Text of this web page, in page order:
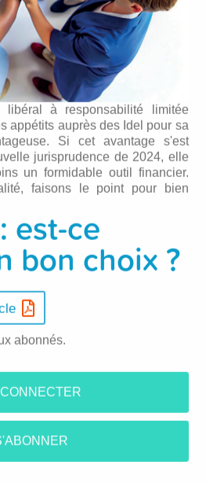
libéral à responsabilité limitée
appétits auprès des Idel pour sa
Si cet avantage s'est
jurisprudence de 2024, elle
un formidable outil financier.
faisons le point pour bien
est-ce
bon choix ?
abonnés.